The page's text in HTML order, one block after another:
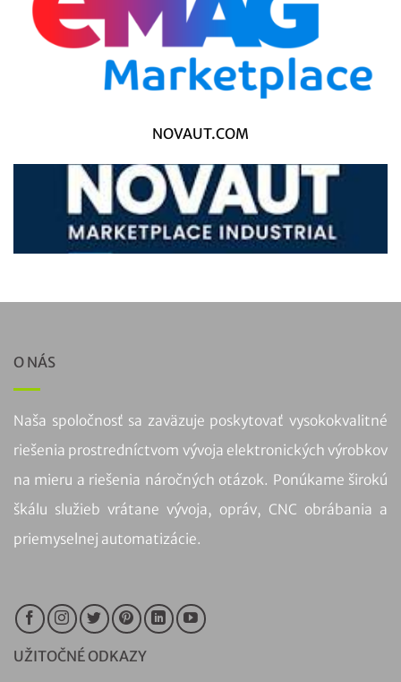
NOVAUT.COM
O NÁS
Naša spoločnosť sa zaväzuje poskytovať vysokokvalitné
riešenia prostredníctvom vývoja elektronických výrobkov
na mieru a riešenia náročných otázok. Ponúkame širokú
škálu služieb vrátane vývoja, opráv, CNC obrábania a
priemyselnej automatizácie.
UŽITOČNÉ ODKAZY